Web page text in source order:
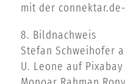
mit der
8. Bildnachweis
Stefan Schweihofer
U. Leone auf Pixabay